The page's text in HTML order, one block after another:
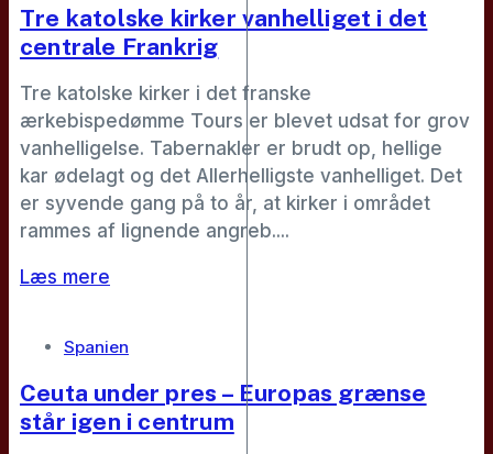
Tre katolske kirker vanhelliget i det
centrale Frankrig
Tre katolske kirker i det franske
ærkebispedømme Tours er blevet udsat for grov
vanhelligelse. Tabernakler er brudt op, hellige
kar ødelagt og det Allerhelligste vanhelliget. Det
er syvende gang på to år, at kirker i området
rammes af lignende angreb....
Læs mere
Spanien
Ceuta under pres – Europas grænse
står igen i centrum